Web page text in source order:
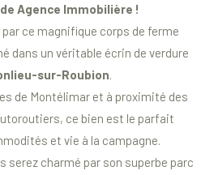
Agence Immobilière !
ce magnifique corps de ferme
dans un véritable écrin de verdure
sur-Roubion
de Montélimar et à proximité des
ce bien est le parfait
et vie à la campagne.
serez charmé par son superbe parc